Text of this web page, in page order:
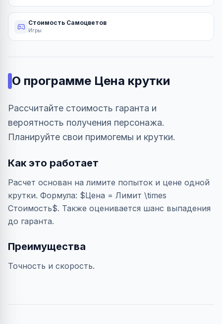
Стоимость Самоцветов
Игры
О программе Цена крутки
Рассчитайте стоимость гаранта и
вероятность получения персонажа.
Планируйте свои примогемы и крутки.
Как это работает
Расчет основан на лимите попыток и цене одной
крутки. Формула: $Цена = Лимит \times
Стоимость$. Также оценивается шанс выпадения
до гаранта.
Преимущества
Точность и скорость.